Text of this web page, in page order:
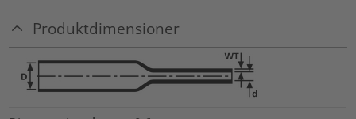
Produktdimensioner